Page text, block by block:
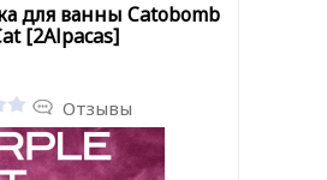
для ванны Catobomb
[2Alpacas]
Отзывы